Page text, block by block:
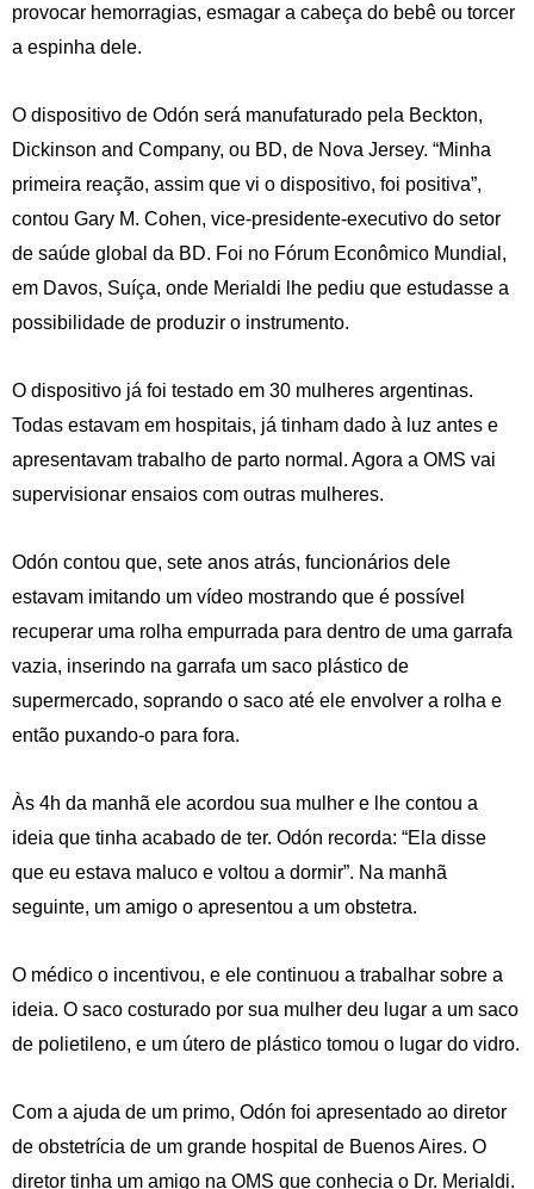
provocar hemorragias, esmagar a cabeça do bebê ou torcer
a espinha dele.
O dispositivo de Odón será manufaturado pela Beckton,
Dickinson and Company, ou BD, de Nova Jersey. “Minha
primeira reação, assim que vi o dispositivo, foi positiva”,
contou Gary M. Cohen, vice-presidente-executivo do setor
de saúde global da BD. Foi no Fórum Econômico Mundial,
em Davos, Suíça, onde Merialdi lhe pediu que estudasse a
possibilidade de produzir o instrumento.
O dispositivo já foi testado em 30 mulheres argentinas.
Todas estavam em hospitais, já tinham dado à luz antes e
apresentavam trabalho de parto normal. Agora a OMS vai
supervisionar ensaios com outras mulheres.
Odón contou que, sete anos atrás, funcionários dele
estavam imitando um vídeo mostrando que é possível
recuperar uma rolha empurrada para dentro de uma garrafa
vazia, inserindo na garrafa um saco plástico de
supermercado, soprando o saco até ele envolver a rolha e
então puxando-o para fora.
Às 4h da manhã ele acordou sua mulher e lhe contou a
ideia que tinha acabado de ter. Odón recorda: “Ela disse
que eu estava maluco e voltou a dormir”. Na manhã
seguinte, um amigo o apresentou a um obstetra.
O médico o incentivou, e ele continuou a trabalhar sobre a
ideia. O saco costurado por sua mulher deu lugar a um saco
de polietileno, e um útero de plástico tomou o lugar do vidro.
Com a ajuda de um primo, Odón foi apresentado ao diretor
de obstetrícia de um grande hospital de Buenos Aires. O
diretor tinha um amigo na OMS que conhecia o Dr. Merialdi.